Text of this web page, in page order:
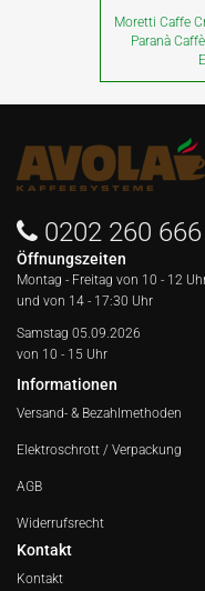
Moretti Caffe
Paranà
0202 260
Öffnungszeiten
Montag - Freitag von 10 - 12
und von 14 - 17:30 Uhr
Samstag 05.09.2026
von 10 - 15 Uhr
Informationen
Versand- & Bezahlmethoden
Elektroschrott / Verpackung
AGB
Widerrufsrecht
Kontakt
Kontakt